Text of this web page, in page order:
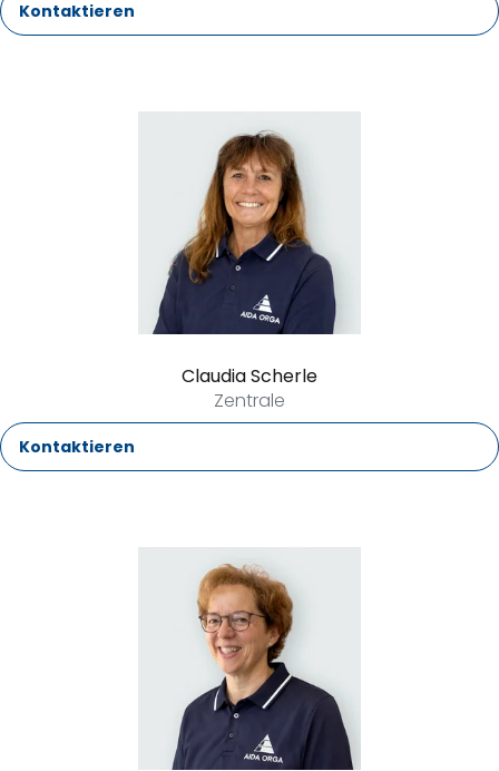
Kontaktieren
Claudia Scherle
Zentrale
Kontaktieren